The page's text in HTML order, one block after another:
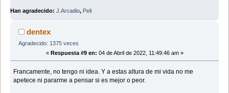
Han agradecido: J.Arcadio, Peli
dentex
Agradecido: 1375 veces
« Respuesta #9 en: 04 de Abril de 2022, 11:49:46 am »
Francamente, no tengo ni idea. Y a estas altura de mi vida no me
apetece ni pararme a pensar si es mejor o peor.